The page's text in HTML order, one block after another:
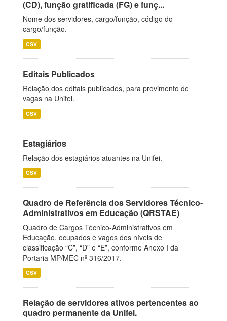
(CD), função gratificada (FG) e funç...
Nome dos servidores, cargo/função, código do
cargo/função.
CSV
Editais Publicados
Relação dos editais publicados, para provimento de
vagas na Unifei.
CSV
Estagiários
Relação dos estagiários atuantes na Unifei.
CSV
Quadro de Referência dos Servidores Técnico-
Administrativos em Educação (QRSTAE)
Quadro de Cargos Técnico-Administrativos em
Educação, ocupados e vagos dos níveis de
classificação “C”, “D” e “E”, conforme Anexo I da
Portaria MP/MEC nº 316/2017.
CSV
Relação de servidores ativos pertencentes ao
quadro permanente da Unifei.